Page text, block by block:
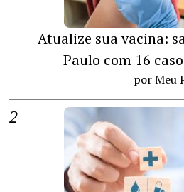
Atualize sua vacina:
Paulo com 16
por Meu